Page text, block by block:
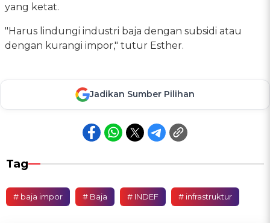
yang ketat.
"Harus lindungi industri baja dengan subsidi atau
dengan kurangi impor," tutur Esther.
Jadikan Sumber Pilihan
Tag
# baja impor # Baja # INDEF # infrastruktur